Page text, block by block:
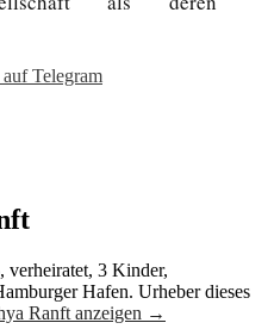
Telegram
verheiratet, 3 Kinder,
Hafen. Urheber dieses
Ranft anzeigen →